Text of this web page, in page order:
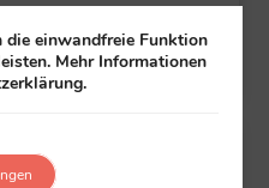
die einwandfreie Funktion
Mehr Informationen